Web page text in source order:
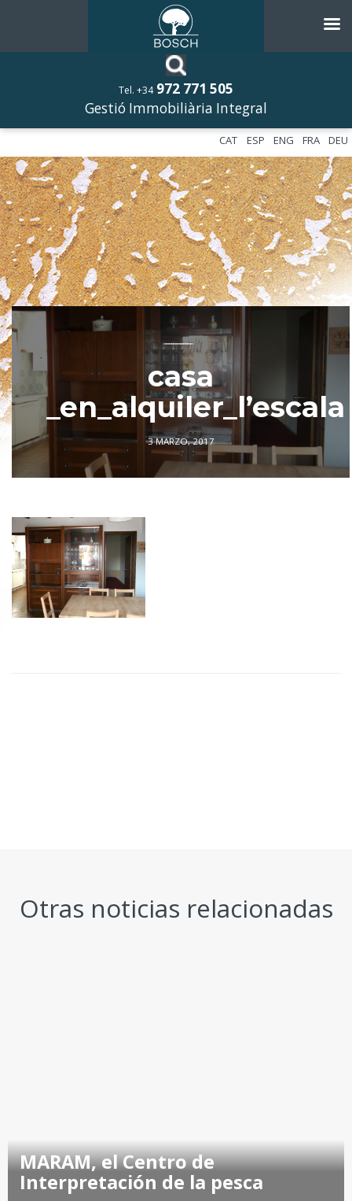
Tel. +34 972 771 505
Gestió Immobiliària Integral
DEU
FRA
ENG
ESP
CAT
––––––––––––
casa
_en_alquiler_l’escala
3 MARZO, 2017
Otras noticias relacionadas
MARAM, el Centro de
Interpretación de la pesca